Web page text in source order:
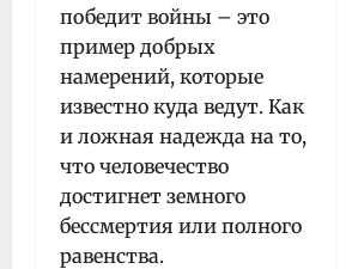
победит войны – это
пример добрых
намерений, которые
известно куда ведут. Как
и ложная надежда на то,
что человечество
достигнет земного
бессмертия или полного
равенства.